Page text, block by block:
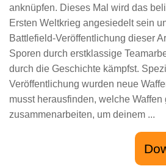
anknüpfen. Dieses Mal wird das
Ersten Weltkrieg angesiedelt sein
Battlefield-Veröffentlichung dieser
Sporen durch erstklassige
durch die Geschichte kämpfst.
Veröffentlichung wurden neue
musst herausfinden, welche Waffen
zusammenarbeiten, um deinem ...